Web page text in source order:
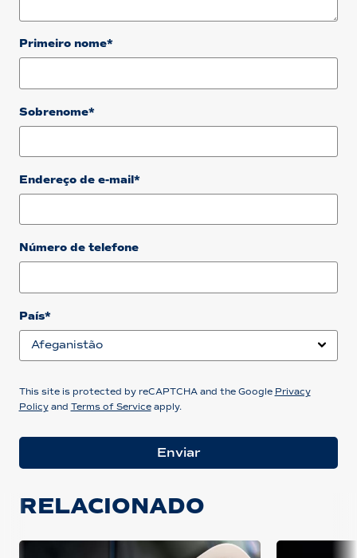
Primeiro nome*
Sobrenome*
Endereço de e-mail*
Número de telefone
País*
This site is protected by reCAPTCHA and the Google Privacy
Policyand Terms of Serviceapply.
Enviar
RELACIONADO